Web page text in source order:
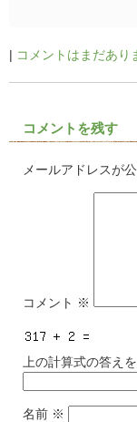
| コメントはまだあり
コメントを残す
メールアドレスが
コメント ※
上の計算式の答え
名前 ※